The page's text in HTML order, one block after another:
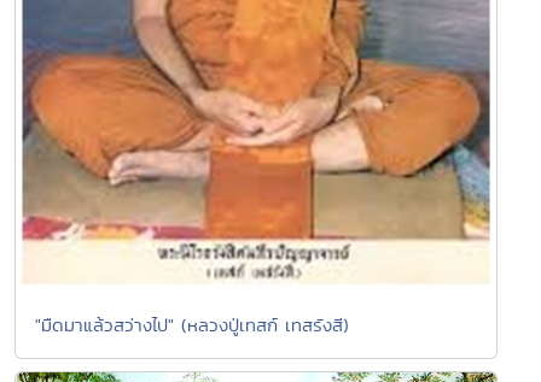
"มืดมาแล้วสว่างไป" (หลวงปู่เทสก์ เทสรังสี)